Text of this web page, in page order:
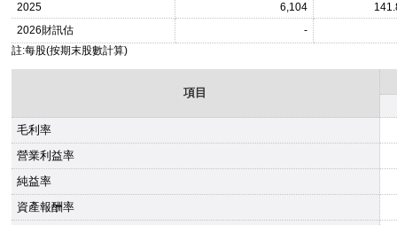
2025
6,104
2026財訊估
-
註:每股(按期末股數計算)
項目
毛利率
營業利益率
純益率
資產報酬率